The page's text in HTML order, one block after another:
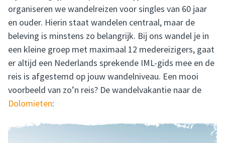
organiseren we wandelreizen voor singles van 60 jaar
en ouder. Hierin staat wandelen centraal, maar de
beleving is minstens zo belangrijk. Bij ons wandel je in
een kleine groep met maximaal 12 medereizigers, gaat
er altijd een Nederlands sprekende IML-gids mee en de
reis is afgestemd op jouw wandelniveau. Een mooi
voorbeeld van zo’n reis? De wandelvakantie naar de
Dolomieten: